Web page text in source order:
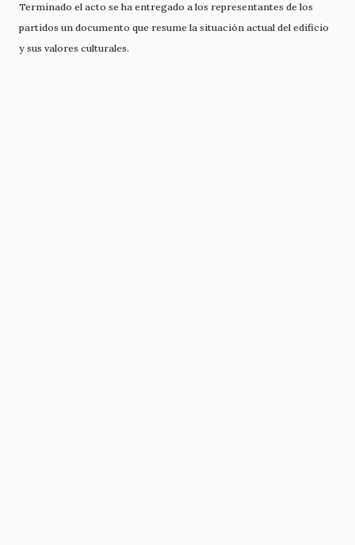
Terminado el acto se ha entregado a los representantes de los
partidos un documento que resume la situación actual del edificio
y sus valores culturales.